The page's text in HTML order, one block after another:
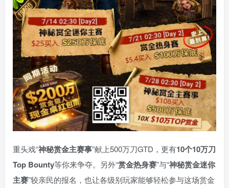
重头戏“神秘赏金主赛事”献上500万刀GTD，更有10个10万刀
Top Bounty等你来争夺。另外“赏金热身赛”与“神秘赏金迷你
主赛”较亲民的报名，也让各级别玩家能够轻松参与这场赏金